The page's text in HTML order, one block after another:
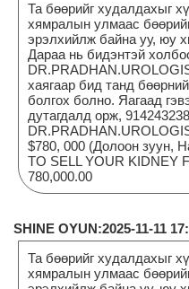
Та бөөрийг худалдахыг
хямралын улмаас
эрэлхийлж байна уу, юу
Дараа нь бидэнтэй
хаягаар бид танд
болгох болно. Яагаад
дутагдалд орж,
$780, 000 (Долоон зуун,
TO SELL YOUR KIDNEY
780,000.00
SHINE OYUN:2025-11-11
Та бөөрийг худалдахыг
хямралын улмаас